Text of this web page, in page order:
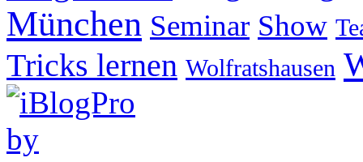
München Seminar Show
Tricks lernen Wolfratshausen